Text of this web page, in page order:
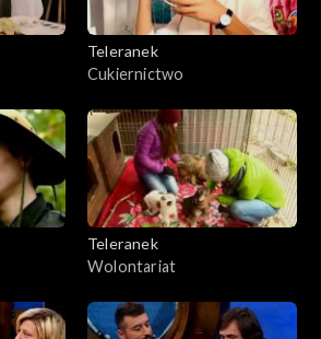
Teleranek
Cukiernictwo
Teleranek
Wolontariat